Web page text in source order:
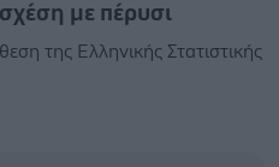
με πέρυσι
της Ελληνικής Στατιστικής